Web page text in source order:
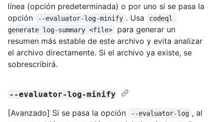
línea (opción predeterminada) o por uno si se pasa la
opción
--evaluator-log-minify . Usa
codeql
generate log-summary <file>
para generar un
resumen más estable de este archivo y evita analizar
el archivo directamente. Si el archivo ya existe, se
sobrescribirá.
--evaluator-log-minify
[Avanzado] Si se pasa la opción --evaluator-log , al